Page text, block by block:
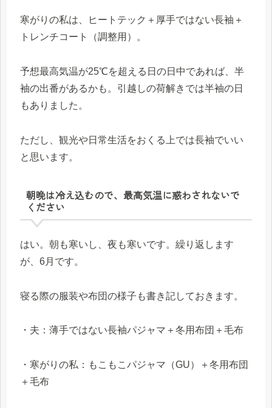
寒がりの私は、ヒートテック＋厚手ではない長袖＋
トレンチコート（調整用）。
予想最高気温が25℃を超える日の日中であれば、半
袖の出番があるかも。引越しの荷解きでは半袖の日
もありました。
ただし、観光や日常生活をおくる上では長袖でいい
と思います。
朝晩は冷え込むので、最高気温に惑わされないで
ください
はい。朝も寒いし、夜も寒いです。繰り返します
が、6月です。
寝る際の服装や布団の様子も書き記しておきます。
・夫：薄手ではない長袖パジャマ＋冬用布団＋毛布
・寒がりの私：もこもこパジャマ（GU）＋冬用布団
＋毛布